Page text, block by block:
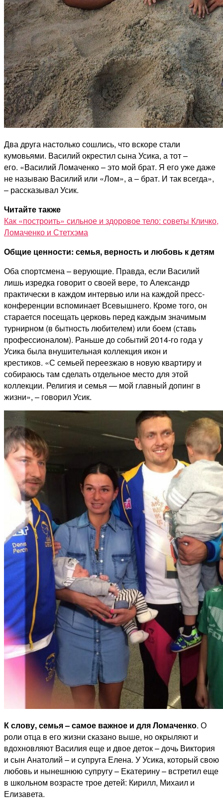
Два друга настолько сошлись, что вскоре стали
кумовьями. Василий окрестил сына Усика, а тот –
его. «Василий Ломаченко – это мой брат. Я его уже даже
не называю Василий или «Лом», а – брат. И так всегда»,
– рассказывал Усик.
Читайте также
Как «построить» сильное и здоровое тело: советы Кличко,
Ломаченко и Стетхэма
Общие ценности: семья, верность и любовь к детям
Оба спортсмена – верующие. Правда, если Василий
лишь изредка говорит о своей вере, то Александр
практически в каждом интервью или на каждой пресс-
конференции вспоминает Всевышнего. Кроме того, он
старается посещать церковь перед каждым значимым
турнирном (в бытность любителем) или боем (ставь
профессионалом). Раньше до событий 2014-го года у
Усика была внушительная коллекция икон и
крестиков. «С семьей переезжаю в новую квартиру и
собираюсь там сделать отдельное место для этой
коллекции. Религия и семья — мой главный допинг в
жизни», – говорил Усик.
К слову, семья – самое важное и для Ломаченко. О
роли отца в его жизни сказано выше, но окрыляют и
вдохновляют Василия еще и двое деток – дочь Виктория
и сын Анатолий – и супруга Елена. У Усика, который свою
любовь и нынешнюю супругу – Екатерину – встретил еще
в школьном возрасте трое детей: Кирилл, Михаил и
Елизавета.